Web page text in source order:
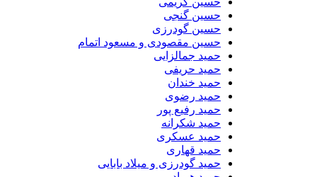
حسین گنجی
حسین گودرزی
حسین مقصودی و مسعود اتمام
حمید جمالزایی
حمید حریفی
حمید خندان
حمید رضوی
حمید رفیع پور
حمید شکرانه
حمید عسکری
حمید قهاری
حمید گودرزی و میلاد بابایی